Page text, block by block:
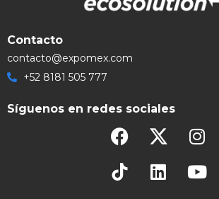
Contacto
contacto@expomex.com
+52 8181 505 777
Síguenos en redes sociales